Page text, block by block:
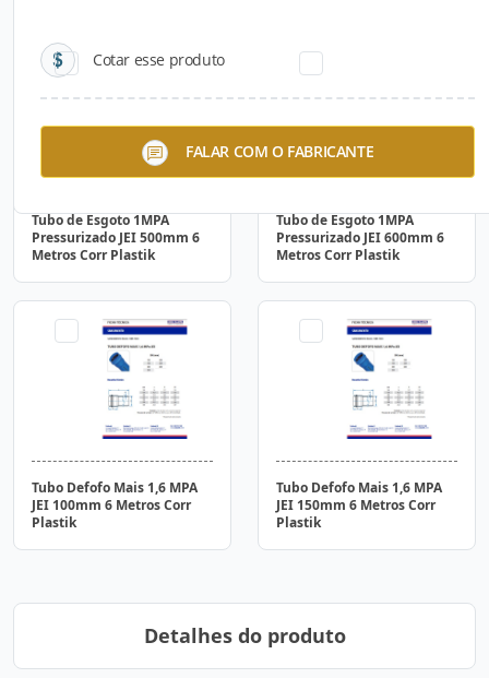
Cotar esse produto
FALAR COM O FABRICANTE
Tubo de Esgoto 1MPA
Pressurizado JEI 500mm 6
Metros Corr Plastik
Tubo de Esgoto 1MPA
Pressurizado JEI 600mm 6
Metros Corr Plastik
Tubo Defofo Mais 1,6 MPA
JEI 100mm 6 Metros Corr
Plastik
Tubo Defofo Mais 1,6 MPA
JEI 150mm 6 Metros Corr
Plastik
Detalhes do produto